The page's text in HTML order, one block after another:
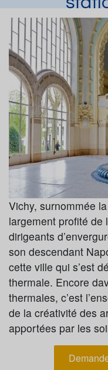
Article publié
à
Auvergne
Vichy, surnommée
largement profité de
dirigeants
son descendant
cette ville qui s’est
thermale. Encore
thermales, c’est
de la créativité des
apportées par les